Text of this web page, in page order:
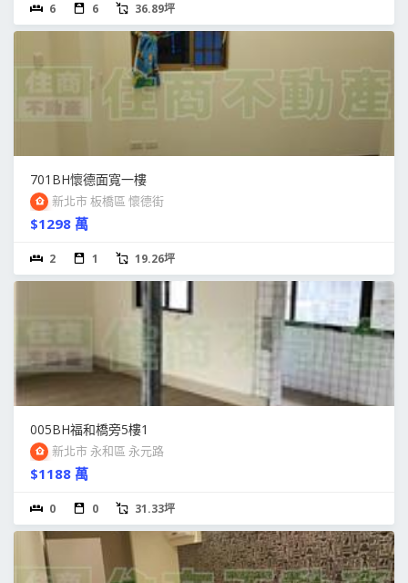
6 6 36.89坪
701BH懷德面寬一樓
新北市 板橋區 懷德街
$1298 萬
2 1 19.26坪
005BH福和橋旁5樓1
新北市 永和區 永元路
$1188 萬
0 0 31.33坪